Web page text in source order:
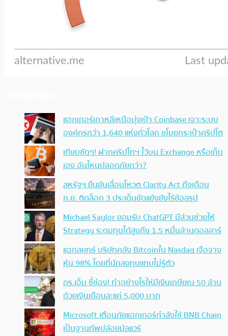
แฮกเกอร์เกาหลีเหนือมุ่งเป้า Coinbase เจาะระบบ
องค์กรกว่า 1,640 แห่งทั่วโลก ขโมยกระเป๋าคริปโต
เทียบชัดๆ! ฝากคริปโทฯ ไว้บน Exchange หรือเก็บ
เอง อันไหนปลอดภัยกว่า?
สหรัฐฯ ยืนยันเลื่อนโหวต Clarity Act ถึงเดือน
ก.ย. ติดล็อก 3 ประเด็นขัดแย้งยังไร้ข้อสรุป
Michael Saylor ยอมรับ ChatGPT มีส่วนช่วยให้
Strategy ระดมทุนได้สูงถึง 1.5 หมื่นล้านดอลลาร์
แฉกลยุทธ์ บริษัทคลัง Bitcoinใน Nasdaq เจือจาง
หุ้น 98% โดยที่นักลงทุนแทบไม่รู้ตัว
ดร.เอ็ม ชี้ช่อง! ทำอย่างไรให้มีเงินเกษียณ 50 ล้าน
ด้วยเงินเดือนละแค่ 5,000 บาท
Microsoft เตือนภัยแฮกเกอร์กำลังใช้ BNB Chain
เป็นฐานทัพปล่อยมัลแวร์